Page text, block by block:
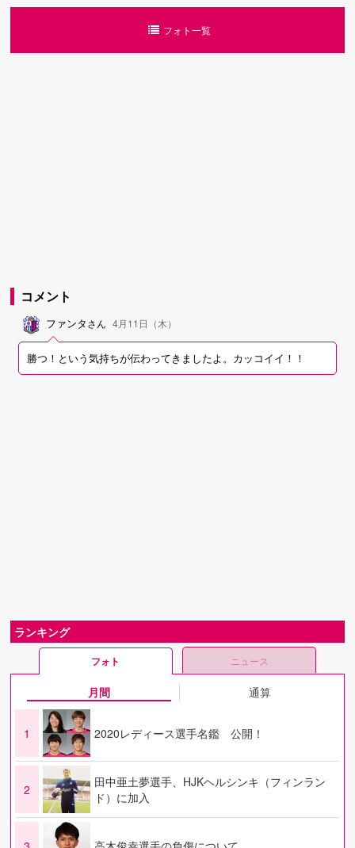
フォト一覧
コメント
ファンタさん 4月11日（木）
勝つ！という気持ちが伝わってきましたよ。カッコイイ！！
ランキング
フォト ニュース
月間 通算
1 2020レディース選手名鑑 公開！
2
田中亜土夢選手、HJKヘルシンキ（フィンラン
ド）に加入